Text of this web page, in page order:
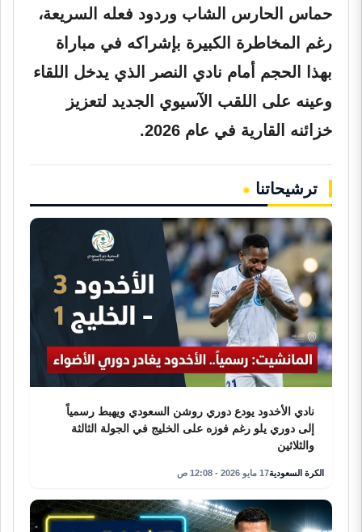
حماس الحارس الشاب وردود فعله السريعة،
رغم المخاطرة الكبيرة بإشراكه في مباراة
بهذا الحجم أمام نادي النصر الذي يدخل اللقاء
وعينه على اللقب الآسيوي الجديد لتعزيز
خزائنه القارية في عام 2026.
ترشيحاتنا
نادي الأخدود يودع دوري روشن السعودي ويهبط رسمياً
إلى دوري يلو رغم فوزه على الخليج في الجولة الثالثة
والثلاثين
الكرة السعودية17 مايو 2026 - 12:08 ص